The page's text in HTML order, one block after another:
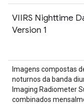
VIIRS Nighttime
Version 1
Imagens compostas
noturnos da banda
Imaging Radiometer
combinados